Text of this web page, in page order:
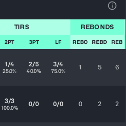
TIRS REBONDS
2PT 3PT LF REBO REBD REB
1/4
25.0%
2/5
40.0%
3/4
75.0% 1 5 6
3/3
100.0% 0/0 0/0 0 2 2